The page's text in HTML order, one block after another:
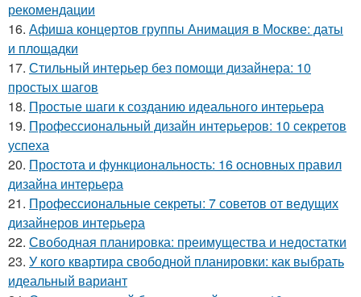
рекомендации
16. Афиша концертов группы Анимация в Москве: даты
и площадки
17. Стильный интерьер без помощи дизайнера: 10
простых шагов
18. Простые шаги к созданию идеального интерьера
19. Профессиональный дизайн интерьеров: 10 секретов
успеха
20. Простота и функциональность: 16 основных правил
дизайна интерьера
21. Профессиональные секреты: 7 советов от ведущих
дизайнеров интерьера
22. Свободная планировка: преимущества и недостатки
23. У кого квартира свободной планировки: как выбрать
идеальный вариант